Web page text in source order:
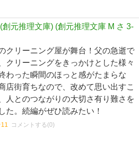
創元推理文庫) (創元推理文庫 M さ 3-
クリーニング屋が舞台！父の急逝で
クリーニングをきっかけとした様々
わった瞬間のほっと感がたまらな
店街育ちなので、改めて思い出すこ
人とのつながりの大切さ有り難さを
た。続編がぜひ読みたい！
コメントする(0)